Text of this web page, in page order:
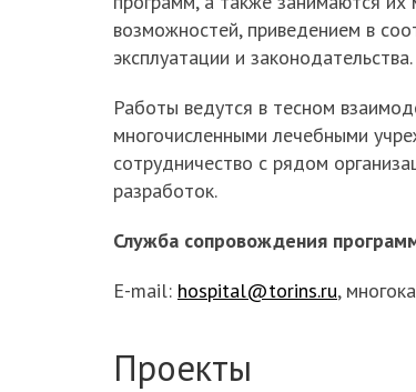
возможностей, приведением в
эксплуатации и законодательства.
Работы ведутся в тесном
многочисленными лечебными
сотрудничество с рядом
разработок.
Служба сопровождения
E-mail: hospital@torins.ru,
Проекты